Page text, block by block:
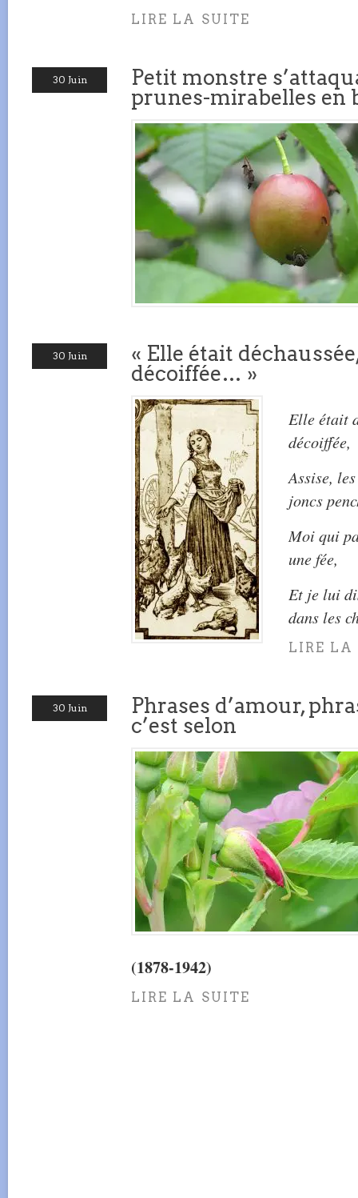
LIRE LA SUITE
30 Juin
Petit monstre
prunes-mirabelles en
30 Juin
« Elle était
décoiffée… »
Elle était
décoiffée,
Assise,
joncs
Moi qui
une fée,
Et je lui
dans les
LIRE LA
30 Juin
Phrases d’amour,
c’est selon
(1878-1942)
LIRE LA SUITE